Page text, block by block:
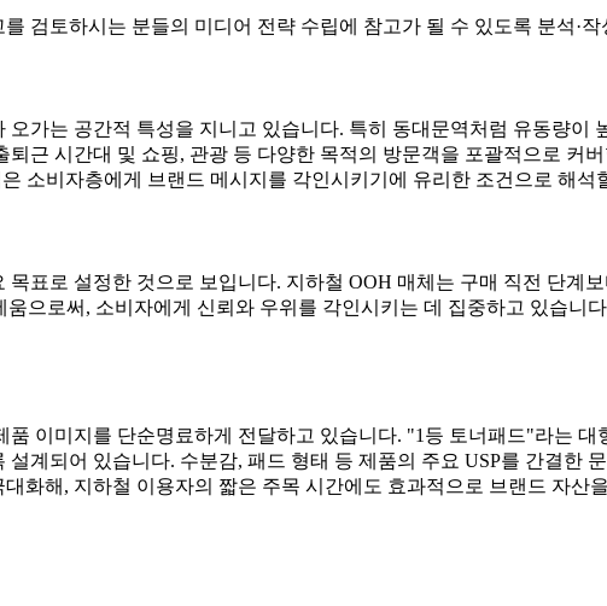
검토하시는 분들의 미디어 전략 수립에 참고가 될 수 있도록 분석·작
가는 공간적 특성을 지니고 있습니다. 특히 동대문역처럼 유동량이
근 시간대 및 쇼핑, 관광 등 다양한 목적의 방문객을 포괄적으로 커
소비자층에게 브랜드 메시지를 각인시키기에 유리한 조건으로 해석
표로 설정한 것으로 보입니다. 지하철 OOH 매체는 구매 직전 단계
으로써, 소비자에게 신뢰와 우위를 각인시키는 데 집중하고 있습니
이미지를 단순명료하게 전달하고 있습니다. "1등 토너패드"라는
계되어 있습니다. 수분감, 패드 형태 등 제품의 주요 USP를 간결한
화해, 지하철 이용자의 짧은 주목 시간에도 효과적으로 브랜드 자산